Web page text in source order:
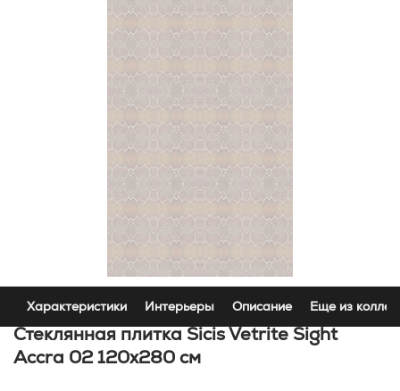
Характеристики Интерьеры Описание Еще из
Стеклянная плитка Sicis Vetrite Sight
Accra 02 120x280 см